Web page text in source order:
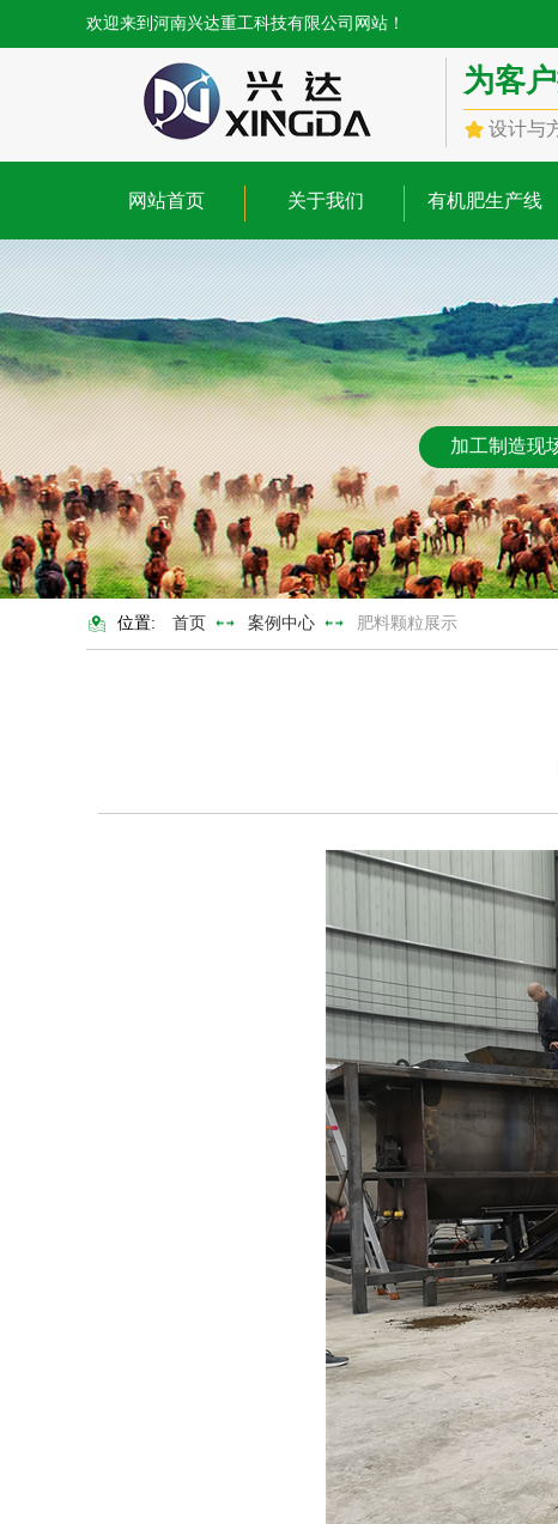
欢迎来到河南兴达重工科技有限公司网站！
为客
设计与
网站首页 关于我们 有机肥生产线
加工制造现
位置: 首页 案例中心 肥料颗粒展示